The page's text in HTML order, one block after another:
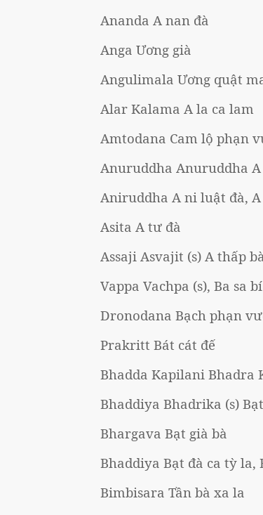
Ananda A nan đà
Anga Ương già
Angulimala Ương quật
Alar Kalama A la ca lam
Amtodana Cam lộ phạn
Anuruddha Anuruddha
Aniruddha A ni luật đà,
Asita A tư đà
Assaji Asvajit (s) A thấp
Vappa Vachpa (s), Ba sa bí
Dronodana Bạch phạn
Prakritt Bát cát đế
Bhadda Kapilani Bhadra
Bhaddiya Bhadrika (s)
Bhargava Bạt già bà
Bhaddiya Bạt đà ca tỳ la,
Bimbisara Tần bà xa la